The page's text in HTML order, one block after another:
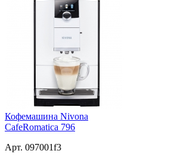
Кофемашина Nivona
CafeRomatica 796
Арт. 097001f3